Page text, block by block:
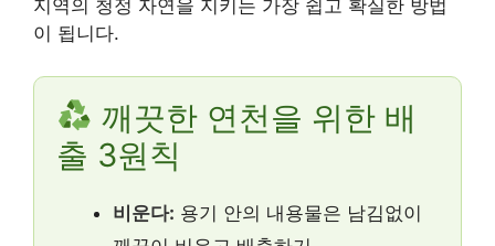
지역의 청정 자연을 지키는 가장 쉽고 확실한 방법
이 됩니다.
깨끗한 연천을 위한 배
출 3원칙
비운다: 용기 안의 내용물은 남김없이